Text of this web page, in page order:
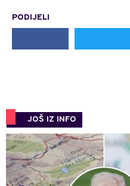
PODIJELI
JOŠ IZ INFO